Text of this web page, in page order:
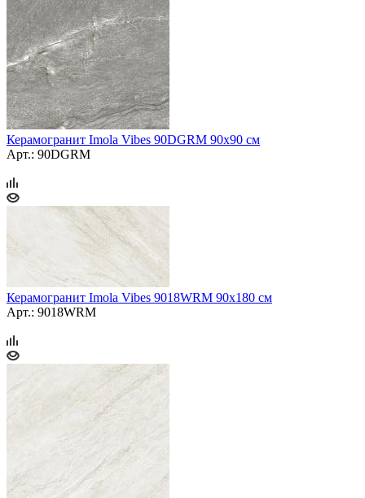
Керамогранит Imola Vibes 90DGRM 90x90 см
Арт.: 90DGRM
Керамогранит Imola Vibes 9018WRM 90x180 см
Арт.: 9018WRM